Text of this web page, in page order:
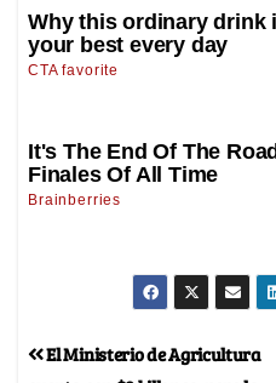
El Ministerio de Agricultura